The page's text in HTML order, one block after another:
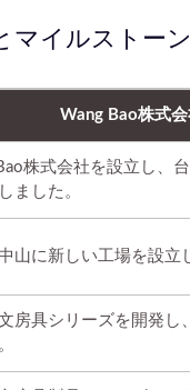
マイルストーン
Wang Bao株式
株式会社を設立し、
ました。
山に新しい工場を設立
房具シリーズを開発し